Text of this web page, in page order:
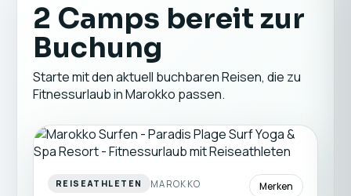
2 Camps bereit zur
Buchung
Starte mit den aktuell buchbaren Reisen, die zu
Fitnessurlaub in Marokko passen.
REISEATHLETEN MAROKKO Merken